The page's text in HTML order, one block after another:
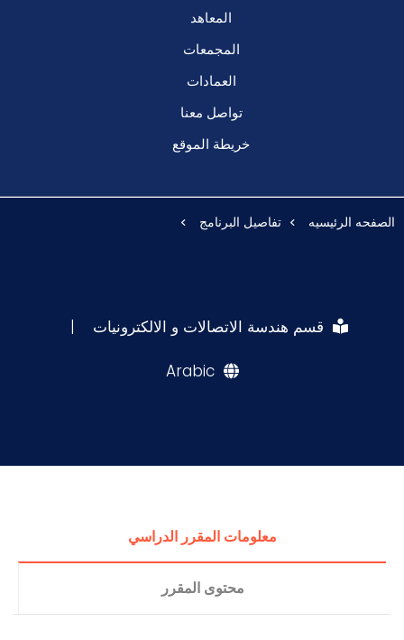
المعاهد
المجمعات
العمادات
تواصل معنا
خريطة الموقع
الصفحه الرئيسيه تفاصيل البرنامج
قسم هندسة الاتصالات و الالكترونيات |
Arabic
معلومات المقرر الدراسي
محتوى المقرر